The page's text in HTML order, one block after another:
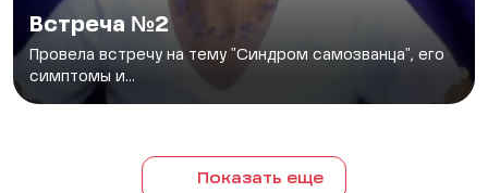
Встреча №2
Провела встречу на тему "Синдром самозванца", его
симптомы и...
Показать еще